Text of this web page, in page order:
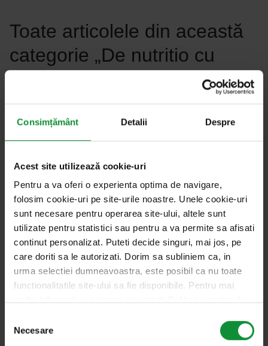
Consimțământ Detalii Despre
Acest site utilizează cookie-uri
Pentru a va oferi o experienta optima de navigare,
folosim cookie-uri pe site-urile noastre. Unele cookie-uri
sunt necesare pentru operarea site-ului, altele sunt
utilizate pentru statistici sau pentru a va permite sa afisati
continut personalizat. Puteti decide singuri, mai jos, pe
care doriti sa le autorizati. Dorim sa subliniem ca, in
urma selectiei dumneavoastra, este posibil ca nu toate
functionalitatile site-ului sa fie disponibile. Pentru mai
consimțământului
Necesare
Toate articolele din această
categorie „De nutritio cu
Articole filtru
De nutritio cu Cristi Mărgărit
Afrodisiaca rucola, între Vergilius și
Casanova. Ce minuni mai face vedeta
salatelor
cu un citat celebru dintr-un poem atribuit marelui